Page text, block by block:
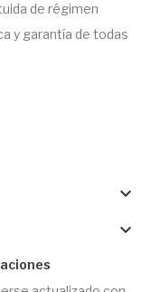
de régimen
y garantía de todas
keyboard_arrow_down
keyboard_arrow_down